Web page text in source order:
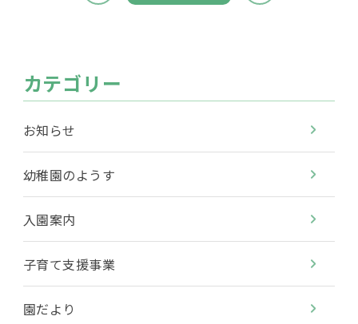
カテゴリー
お知らせ
幼稚園のようす
入園案内
子育て支援事業
園だより